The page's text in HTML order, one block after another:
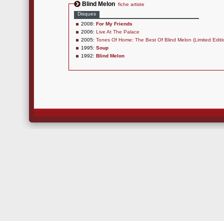
Blind Melon fiche artiste
Disques
2008: For My Friends
2006: Live At The Palace
2005: Tones Of Home: The Best Of Blind Melon (Limited
1995: Soup
1992: Blind Melon